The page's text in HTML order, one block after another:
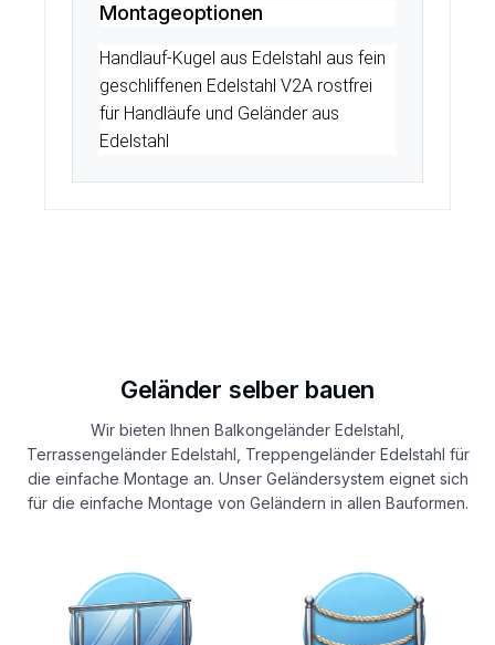
Montageoptionen
Handlauf-Kugel aus Edelstahl aus fein
geschliffenen Edelstahl V2A rostfrei
für Handläufe und Geländer aus
Edelstahl
Geländer selber bauen
Wir bieten Ihnen Balkongeländer Edelstahl,
Terrassengeländer Edelstahl, Treppengeländer Edelstahl für
die einfache Montage an. Unser Geländersystem eignet sich
für die einfache Montage von Geländern in allen Bauformen.